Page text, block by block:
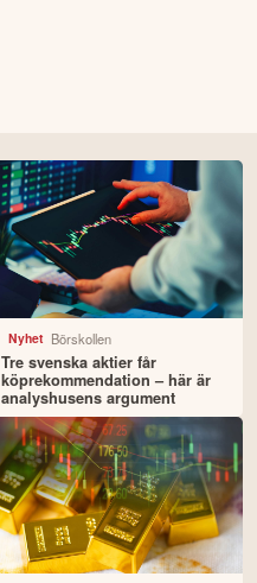
Nyhet Börskollen
Tre svenska aktier får
köprekommendation – här är
analyshusens argument